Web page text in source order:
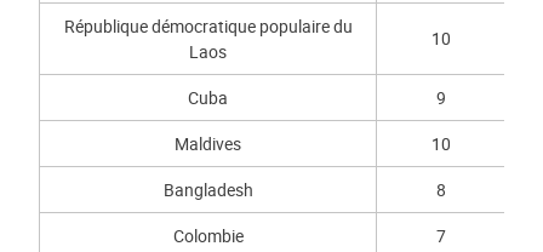
République démocratique populaire du
Laos
10
Cuba
9
Maldives
10
Bangladesh
8
Colombie
7